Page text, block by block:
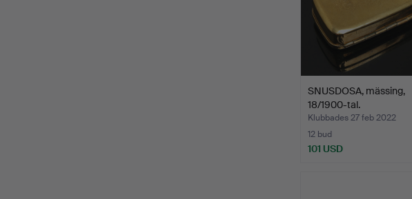
SNUSDOSA, mässing,
18/1900-tal.
Klubbades 27 feb 2022
12 bud
101 USD